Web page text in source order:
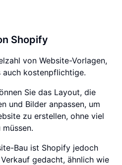
Shopify
von Website-Vorlagen,
kostenpflichtige.
Sie das Layout, die
und Bilder anpassen, um
zu erstellen, ohne viel
Bau ist Shopify jedoch
gedacht, ähnlich wie